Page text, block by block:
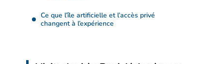
Ce que l’île artificielle et l’accès privé
changent à l’expérience